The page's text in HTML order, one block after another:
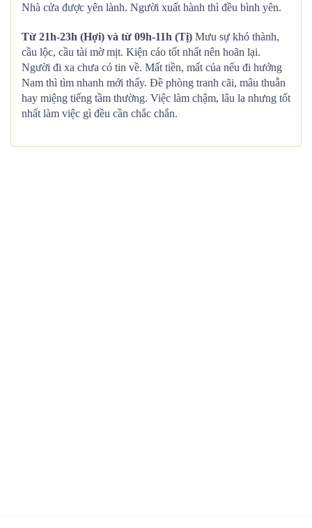
Nhà cửa được yên lành. Người xuất hành thì đều bình yên.
Từ 21h-23h (Hợi) và từ 09h-11h (Tị) Mưu sự khó thành,
cầu lộc, cầu tài mờ mịt. Kiện cáo tốt nhất nên hoãn lại.
Người đi xa chưa có tin về. Mất tiền, mất của nếu đi hướng
Nam thì tìm nhanh mới thấy. Đề phòng tranh cãi, mâu thuẫn
hay miệng tiếng tầm thường. Việc làm chậm, lâu la nhưng tốt
nhất làm việc gì đều cần chắc chắn.